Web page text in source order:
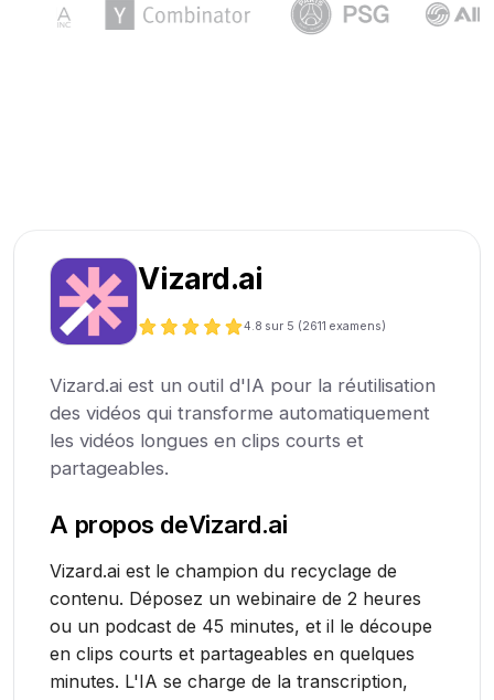
Vizard.ai
4.8 sur 5 (2611 examens)
Vizard.ai est un outil d'IA pour la réutilisation
des vidéos qui transforme automatiquement
les vidéos longues en clips courts et
partageables.
A propos deVizard.ai
Vizard.ai est le champion du recyclage de
contenu. Déposez un webinaire de 2 heures
ou un podcast de 45 minutes, et il le découpe
en clips courts et partageables en quelques
minutes. L'IA se charge de la transcription,